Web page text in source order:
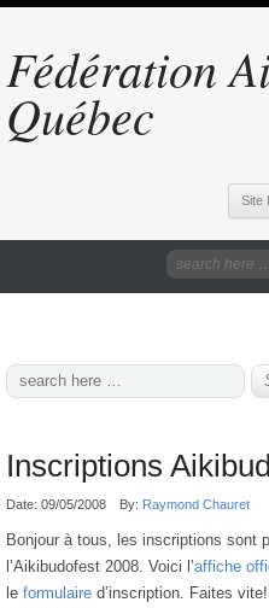
Fédération
Québec
Site
Inscriptions
Date: 09/05/2008 By: Raymond Chauret
Bonjour à tous, les inscriptions sont
l’Aikibudofest 2008. Voici l’affiche
le formulaire d’inscription. Faites